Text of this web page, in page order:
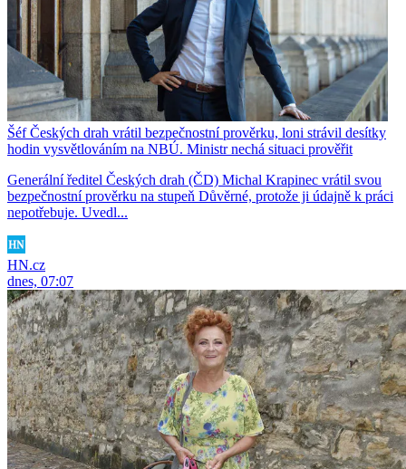
Šéf Českých drah vrátil bezpečnostní prověrku, loni strávil desítky
hodin vysvětlováním na NBÚ. Ministr nechá situaci prověřit
Generální ředitel Českých drah (ČD) Michal Krapinec vrátil svou
bezpečnostní prověrku na stupeň Důvěrné, protože ji údajně k práci
nepotřebuje. Uvedl...
HN.cz
dnes, 07:07